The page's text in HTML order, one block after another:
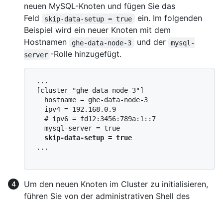
neuen MySQL-Knoten und fügen Sie das
Feld
skip-data-setup = true
ein. Im folgenden
Beispiel wird ein neuer Knoten mit dem
Hostnamen
ghe-data-node-3 und der
mysql-
server -Rolle hinzugefügt.
...
[cluster "ghe-data-node-3"]
   hostname = ghe-data-node-3
   ipv4 = 192.168.0.9
   # ipv6 = fd12:3456:789a:1::7
   mysql-server = true
skip-data-setup = true
...
Um den neuen Knoten im Cluster zu initialisieren,
führen Sie von der administrativen Shell des